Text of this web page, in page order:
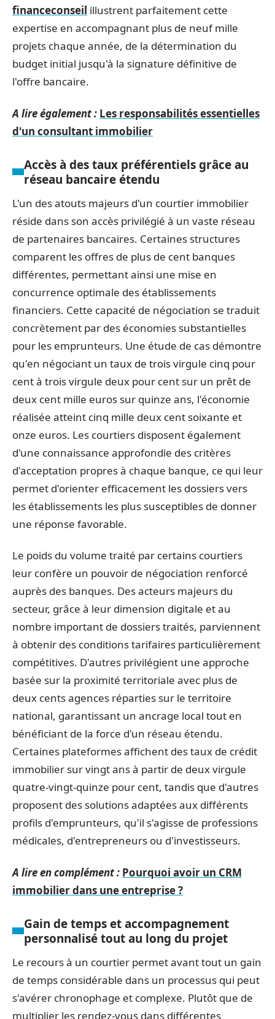
financeconseil illustrent parfaitement cette
expertise en accompagnant plus de neuf mille
projets chaque année, de la détermination du
budget initial jusqu'à la signature définitive de
l'offre bancaire.
A lire également : Les responsabilités essentielles
d'un consultant immobilier
Accès à des taux préférentiels grâce au
réseau bancaire étendu
L'un des atouts majeurs d'un courtier immobilier
réside dans son accès privilégié à un vaste réseau
de partenaires bancaires. Certaines structures
comparent les offres de plus de cent banques
différentes, permettant ainsi une mise en
concurrence optimale des établissements
financiers. Cette capacité de négociation se traduit
concrètement par des économies substantielles
pour les emprunteurs. Une étude de cas démontre
qu'en négociant un taux de trois virgule cinq pour
cent à trois virgule deux pour cent sur un prêt de
deux cent mille euros sur quinze ans, l'économie
réalisée atteint cinq mille deux cent soixante et
onze euros. Les courtiers disposent également
d'une connaissance approfondie des critères
d'acceptation propres à chaque banque, ce qui leur
permet d'orienter efficacement les dossiers vers
les établissements les plus susceptibles de donner
une réponse favorable.
Le poids du volume traité par certains courtiers
leur confère un pouvoir de négociation renforcé
auprès des banques. Des acteurs majeurs du
secteur, grâce à leur dimension digitale et au
nombre important de dossiers traités, parviennent
à obtenir des conditions tarifaires particulièrement
compétitives. D'autres privilégient une approche
basée sur la proximité territoriale avec plus de
deux cents agences réparties sur le territoire
national, garantissant un ancrage local tout en
bénéficiant de la force d'un réseau étendu.
Certaines plateformes affichent des taux de crédit
immobilier sur vingt ans à partir de deux virgule
quatre-vingt-quinze pour cent, tandis que d'autres
proposent des solutions adaptées aux différents
profils d'emprunteurs, qu'il s'agisse de professions
médicales, d'entrepreneurs ou d'investisseurs.
A lire en complément : Pourquoi avoir un CRM
immobilier dans une entreprise ?
Gain de temps et accompagnement
personnalisé tout au long du projet
Le recours à un courtier permet avant tout un gain
de temps considérable dans un processus qui peut
s'avérer chronophage et complexe. Plutôt que de
multiplier les rendez-vous dans différentes